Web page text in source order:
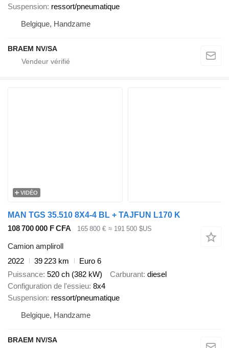
Suspension ressort/pneumatique
Belgique, Handzame
BRAEM NV/SA
VIDÉO
MAN TGS 35.510 8X4-4 BL + TAJFUN L170 K
108 700 000 F CFA
165 800 € ≈ 191 500 $US
Camion ampliroll
2022
39 223 km
Euro 6
Puissance 520 ch (382 kW) Carburant diesel
Configuration de l'essieu 8x4
Suspension ressort/pneumatique
Belgique, Handzame
BRAEM NV/SA